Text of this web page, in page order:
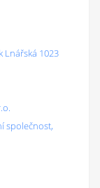
Lnářská 1023
společnost,